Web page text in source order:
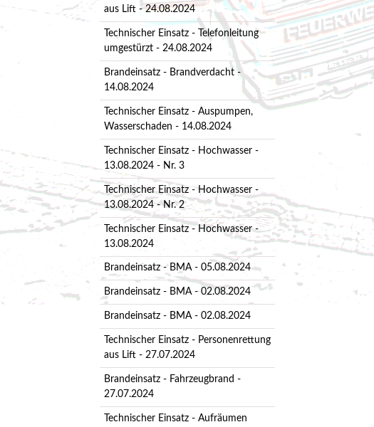
aus Lift - 24.08.2024
Technischer Einsatz - Telefonleitung
umgestürzt - 24.08.2024
Brandeinsatz - Brandverdacht -
14.08.2024
Technischer Einsatz - Auspumpen,
Wasserschaden - 14.08.2024
Technischer Einsatz - Hochwasser -
13.08.2024 - Nr. 3
Technischer Einsatz - Hochwasser -
13.08.2024 - Nr. 2
Technischer Einsatz - Hochwasser -
13.08.2024
Brandeinsatz - BMA - 05.08.2024
Brandeinsatz - BMA - 02.08.2024
Brandeinsatz - BMA - 02.08.2024
Technischer Einsatz - Personenrettung
aus Lift - 27.07.2024
Brandeinsatz - Fahrzeugbrand -
27.07.2024
Technischer Einsatz - Aufräumen